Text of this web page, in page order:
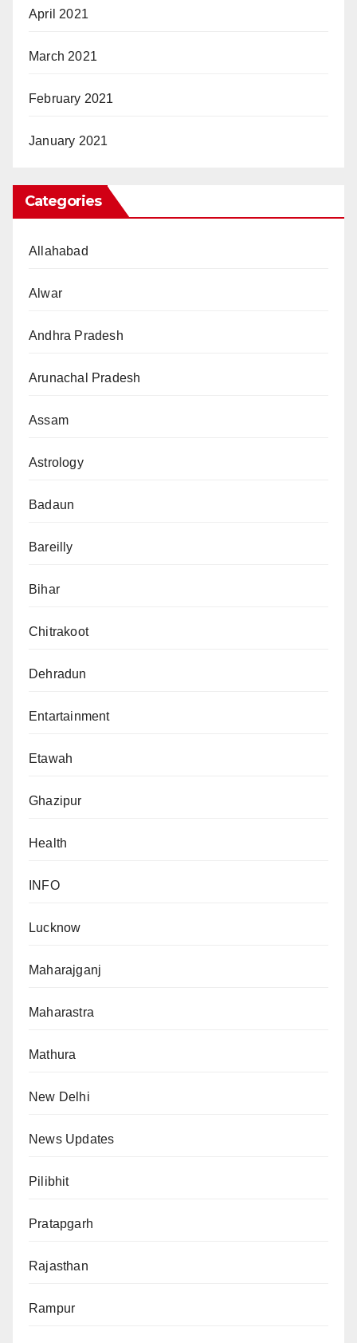
April 2021
March 2021
February 2021
January 2021
Categories
Allahabad
Alwar
Andhra Pradesh
Arunachal Pradesh
Assam
Astrology
Badaun
Bareilly
Bihar
Chitrakoot
Dehradun
Entartainment
Etawah
Ghazipur
Health
INFO
Lucknow
Maharajganj
Maharastra
Mathura
New Delhi
News Updates
Pilibhit
Pratapgarh
Rajasthan
Rampur